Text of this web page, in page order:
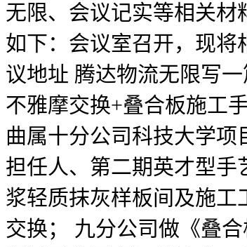
无限、会议记实等相关材
如下：会议室召开，现将
议地址 腾达物流无限写
不雅摩交换+叠合板施工
曲属十分公司科技大学
担任人、第二期英才型
浆轻质抹灰样板间及施
交换； 九分公司做《叠